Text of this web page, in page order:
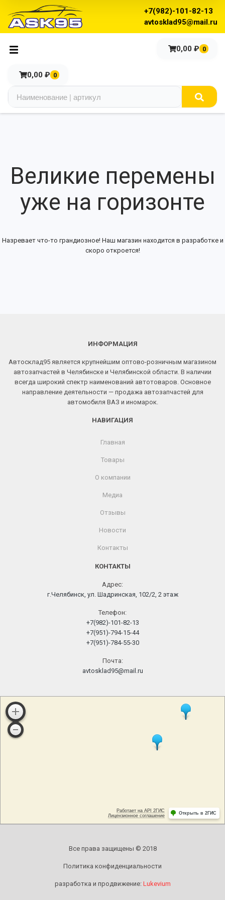
+7(982)-101-82-13
avtosklad95@mail.ru
0,00 ₽ 0
0,00 ₽ 0
Великие перемены
уже на горизонте
Назревает что-то грандиозное! Наш магазин находится в разработке и
скоро откроется!
ИНФОРМАЦИЯ
Автосклад95 является крупнейшим оптово-розничным магазином
автозапчастей в Челябинске и Челябинской области. В наличии
всегда широкий спектр наименований автотоваров. Основное
направление деятельности — продажа автозапчастей для
автомобиля ВАЗ и иномарок.
НАВИГАЦИЯ
Главная
Товары
О компании
Медиа
Отзывы
Новости
Контакты
КОНТАКТЫ
Адрес:
г.Челябинск, ул. Шадринская, 102/2, 2 этаж
Телефон:
+7(982)-101-82-13
+7(951)-794-15-44
+7(951)-784-55-30
Почта:
avtosklad95@mail.ru
Все права защищены © 2018
Политика конфиденциальности
разработка и продвижение: Lukevium